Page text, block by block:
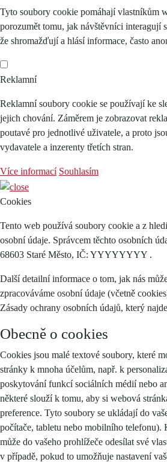
Tyto soubory cookie pomáhají vlastníkům
porozumět tomu, jak návštěvníci interagují
že shromažďují a hlásí informace, často
Reklamní
Reklamní soubory cookie se používají ke
jejich chování. Záměrem je zobrazovat
poutavé pro jednotlivé uživatele, a proto
vydavatele a inzerenty třetích stran.
Více informací Souhlasím
Cookies
Tento web používá soubory cookie a z
osobní údaje. Správcem těchto osobních
68603 Staré Město, IČ: YYYYYYYY .
Další detailní informace o tom, jak nás
zpracováváme osobní údaje (včetně
Zásady ochrany osobních údajů, který
Obecně o cookies
Cookies jsou malé textové soubory, které
stránky k mnoha účelům, např. k
poskytování funkcí sociálních médií nebo
některé slouží k tomu, aby si webová
preference. Tyto soubory se ukládají do
počítače, tabletu nebo mobilního telefonu).
může do vašeho prohlížeče odesílat své
v případě, pokud to umožňuje nastavení